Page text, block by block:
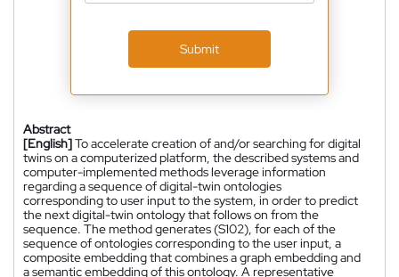
Submit
Abstract
[English]To accelerate creation of and/or searching for digital
twins on a computerized platform, the described systems and
computer-implemented methods leverage information
regarding a sequence of digital-twin ontologies
corresponding to user input to the system, in order to predict
the next digital-twin ontology that follows on from the
sequence. The method generates (S102), for each of the
sequence of ontologies corresponding to the user input, a
composite embedding that combines a graph embedding and
a semantic embedding of this ontology. A representative